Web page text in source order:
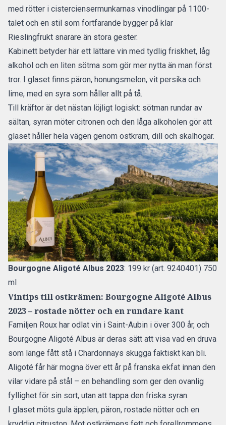
med rötter i cisterciensermunkarnas vinodlingar på 1100-
talet och en stil som fortfarande bygger på klar
Rieslingfrukt snarare än stora gester.
Kabinett betyder här ett lättare vin med tydlig friskhet, låg
alkohol och en liten sötma som gör mer nytta än man först
tror. I glaset finns päron, honungsmelon, vit persika och
lime, med en syra som håller allt på tå.
Till kräftor är det nästan löjligt logiskt: sötman rundar av
sältan, syran möter citronen och den låga alkoholen gör att
glaset håller hela vägen genom ostkräm, dill och skalhögar.
Bourgogne Aligoté Albus 2023: 199 kr (art. 9240401) 750
ml
Vintips till ostkrämen: Bourgogne Aligoté Albus
2023 – rostade nötter och en rundare kant
Familjen Roux har odlat vin i Saint-Aubin i över 300 år, och
Bourgogne Aligoté Albus är deras sätt att visa vad en druva
som länge fått stå i Chardonnays skugga faktiskt kan bli.
Aligoté får här mogna över ett år på franska ekfat innan den
vilar vidare på stål – en behandling som ger den ovanlig
fyllighet för sin sort, utan att tappa den friska syran.
I glaset möts gula äpplen, päron, rostade nötter och en